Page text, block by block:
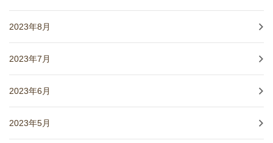
2023年8月
2023年7月
2023年6月
2023年5月